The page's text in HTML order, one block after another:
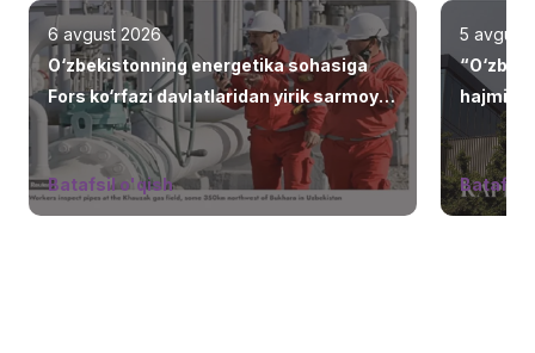
6 avgust 2026
O‘zbekistonning energetika sohasiga
Fors ko‘rfazi davlatlaridan yirik sarmoya
jalb etilmoqda
Batafsil o'qish
5 avgust
Batafsil